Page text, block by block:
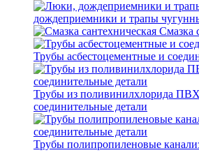
дождеприемники и трапы
Смазка
Трубы асбестоцементные и
Трубы из поливинилхлорида
соединительные детали
Трубы полипропиленовые